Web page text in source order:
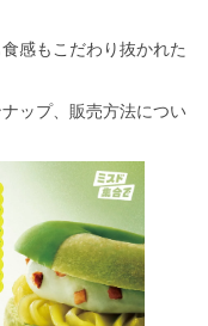
感もこだわり抜かれた
ップ、販売方法につい